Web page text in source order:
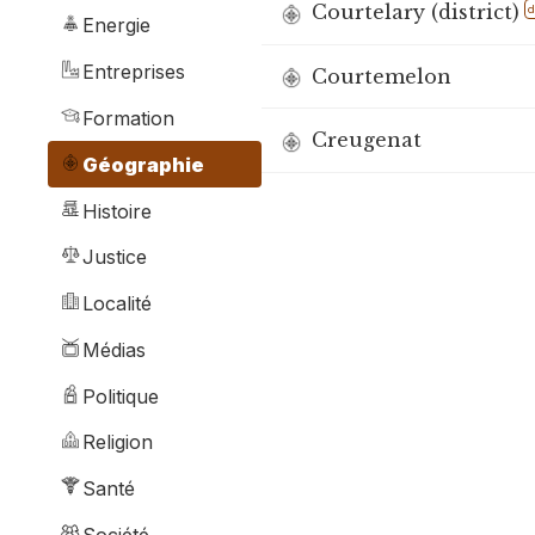
Energie
Entreprises
Formation
Géographie
Histoire
Justice
Localité
Médias
Politique
Religion
Santé
Courtelary (district)
Courtemelon
Creugenat